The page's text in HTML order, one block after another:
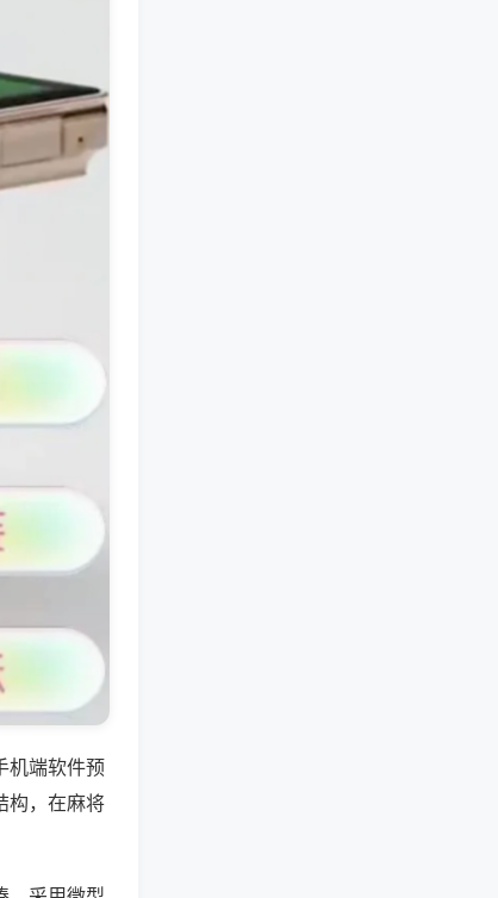
机端软件预
构，在麻将